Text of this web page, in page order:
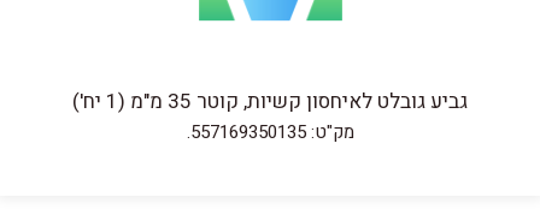
גביע גובלט לאיחסון קשיות, קוטר 35 מ"מ (1 יח')
מק"ט: 557169350135.